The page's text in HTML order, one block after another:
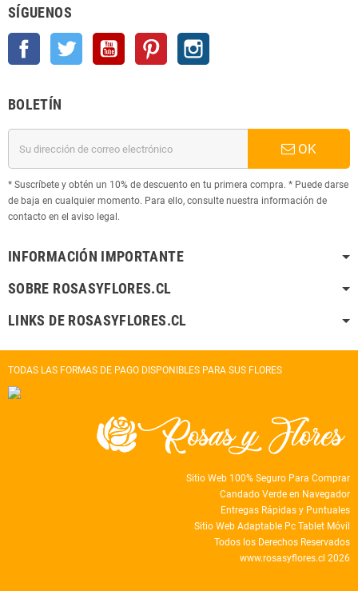
SÍGUENOS
Facebook Twitter YouTube Pinterest
BOLETÍN
OK
* Suscríbete y obtén un 10% de descuento en tu primera compra. * Puede darse
de baja en cualquier momento. Para ello, consulte nuestra información de
contacto en el aviso legal.
INFORMACIÓN IMPORTANTE
SOBRE ROSASYFLORES.CL
LINKS DE ROSASYFLORES.CL
TODAS LAS FORMAS DE PAGO DISPONIBLES PARA SUS FLORES
Sitio Web 100% Seguro Para Comprar
Candado Verde en Navegador
Entregas Rápidas y Puntuales
Sitio Web Adaptable Pc Tablet Móvil
Todos los Derechos Reservados
www.rosasyflores.cl 2026